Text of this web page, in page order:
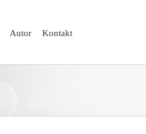
Autor Kontakt